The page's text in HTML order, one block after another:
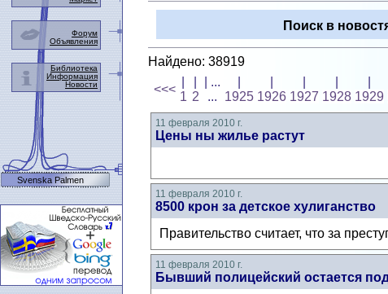
Поиск в
Найдено: 38919
<<<
1 2
| ...
...
1925 1926 1927 1928 1929
11 февраля 2010 г.
Цены ны жилье растут
11 февраля 2010 г.
8500 крон за детское хулиганство
Правительство считает, что за
11 февраля 2010 г.
Бывший полицейский остается
Форум
Объявления
Библиотека
Информация
Новости
Svenska Palmen